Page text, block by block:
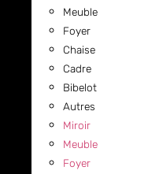
Meuble
Foyer
Chaise
Cadre
Bibelot
Autres
Miroir
Meuble
Foyer